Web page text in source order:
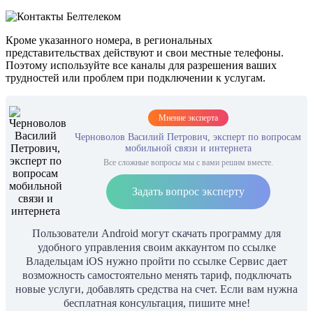
Кроме указанного номера, в региональных
представительствах действуют и свои местные телефоны.
Поэтому используйте все каналы для разрешения ваших
трудностей или проблем при подключении к услугам.
Мнение эксперта
Черноволов Василий Петрович, эксперт по вопросам
мобильной связи и интернета
Все сложные вопросы мы с вами решим вместе.
Задать вопрос эксперту
Пользователи Android могут скачать программу для
удобного управления своим аккаунтом по ссылке
Владельцам iOS нужно пройти по ссылке Сервис дает
возможность самостоятельно менять тариф, подключать
новые услуги, добавлять средства на счет. Если вам нужна
бесплатная консультация, пишите мне!